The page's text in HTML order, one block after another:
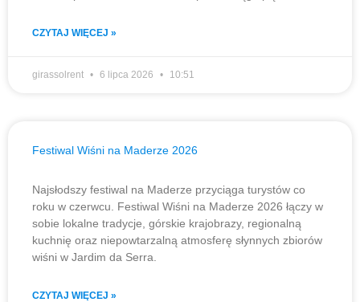
CZYTAJ WIĘCEJ »
girassolrent 6 lipca 2026 10:51
Festiwal Wiśni na Maderze 2026
Najsłodszy festiwal na Maderze przyciąga turystów co
roku w czerwcu. Festiwal Wiśni na Maderze 2026 łączy w
sobie lokalne tradycje, górskie krajobrazy, regionalną
kuchnię oraz niepowtarzalną atmosferę słynnych zbiorów
wiśni w Jardim da Serra.
CZYTAJ WIĘCEJ »